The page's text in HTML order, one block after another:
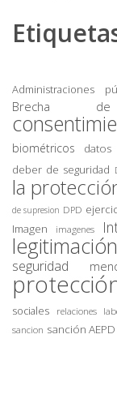
Administraciones
Brecha de
biométricos
deber de seguridad
la
de supresion DPD
Imagen imagenes
legitimación
seguridad
sociales
relaciones
sancion sanción AEPD